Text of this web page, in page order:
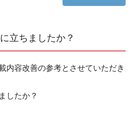
立ちましたか？
内容改善の参考とさせていただき
したか？